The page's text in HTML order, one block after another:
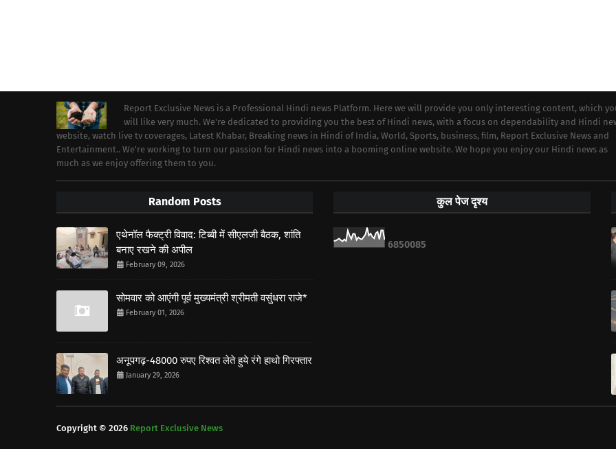
Report Exclusive News is a Professional Hindi news Platform. Here we will provide you only interesting content, which
will like very much. We're dedicated to providing you the best of Hindi news, with a focus on dependability and Hindi
website, watch live tv coverages, Latest Khabar, Breaking news in Hindi of India, World, Sports, business, film, Report Exclusive News and
Entertainment.. We're working to turn our passion for Hindi news into a booming online website. We hope you enjoy our Hindi news as
much as we enjoy offering them to you.
Random Posts
एथेनॉल फैक्ट्री विवाद: टिब्बी में सीएलजी बैठक, शांति
बनाए रखने की अपील
February 09, 2026
सोमवार को आएंगी पूर्व मुख्यमंत्री श्रीमती वसुंधरा राजे*
February 01, 2026
अनूपगढ़-48000 रुपए रिश्वत लेते हुये रंगे हाथो गिरफ्तार
January 29, 2026
कुल पेज दृश्य
6850085
Copyright © 2026 Report Exclusive News